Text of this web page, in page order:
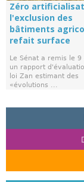
Zéro
l'exclusion des
bâtiments
refait surface
Le Sénat a remis le 9
un rapport
loi Zan estimant des
«évolutions ...